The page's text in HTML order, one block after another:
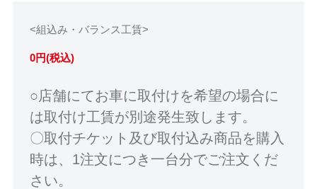
<組込み・バランス工賃>
0円(税込)
○店舗にてお車に取付けを希望の場合に
は取付け工賃が別途発生致します。
〇取付チケット及び取付込み商品を購入
時は、1注文につき一台分でご注文くだ
さい。